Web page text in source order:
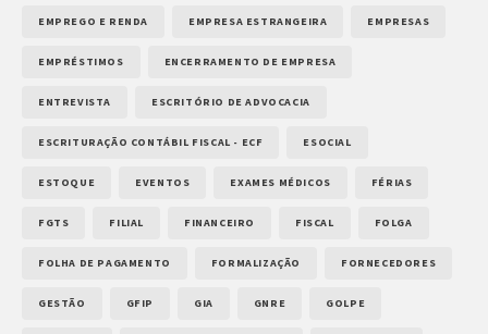
EMPREGO E RENDA EMPRESA ESTRANGEIRA EMPRESAS
EMPRÉSTIMOS ENCERRAMENTO DE EMPRESA
ENTREVISTA ESCRITÓRIO DE ADVOCACIA
ESCRITURAÇÃO CONTÁBIL FISCAL - ECF ESOCIAL
ESTOQUE EVENTOS EXAMES MÉDICOS FÉRIAS
FGTS FILIAL FINANCEIRO FISCAL FOLGA
FOLHA DE PAGAMENTO FORMALIZAÇÃO FORNECEDORES
GESTÃO GFIP GIA GNRE GOLPE